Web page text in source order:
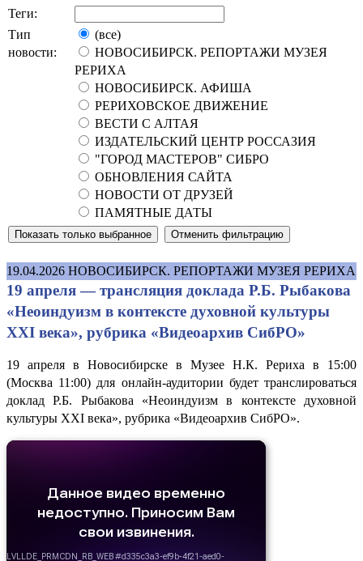
Теги:
Тип
новости:
(все)
НОВОСИБИРСК. РЕПОРТАЖИ МУЗЕЯ
РЕРИХА
НОВОСИБИРСК. АФИША
РЕРИХОВСКОЕ ДВИЖЕНИЕ
ВЕСТИ С АЛТАЯ
ИЗДАТЕЛЬСКИЙ ЦЕНТР РОССАЗИЯ
"ГОРОД МАСТЕРОВ" СИБРО
ОБНОВЛЕНИЯ САЙТА
НОВОСТИ ОТ ДРУЗЕЙ
ПАМЯТНЫЕ ДАТЫ
19.04.2026 НОВОСИБИРСК. РЕПОРТАЖИ МУЗЕЯ РЕРИХА
19 апреля — трансляция доклада Р.Б. Рыбакова
«Неоиндуизм в контексте духовной культуры
XXI века», рубрика «Видеоархив СибРО»
19 апреля в Новосибирске в Музее Н.К. Рериха в 15:00
(Москва 11:00) для онлайн-аудитории будет транслироваться
доклад Р.Б. Рыбакова «Неоиндуизм в контексте духовной
культуры XXI века», рубрика «Видеоархив СибРО».